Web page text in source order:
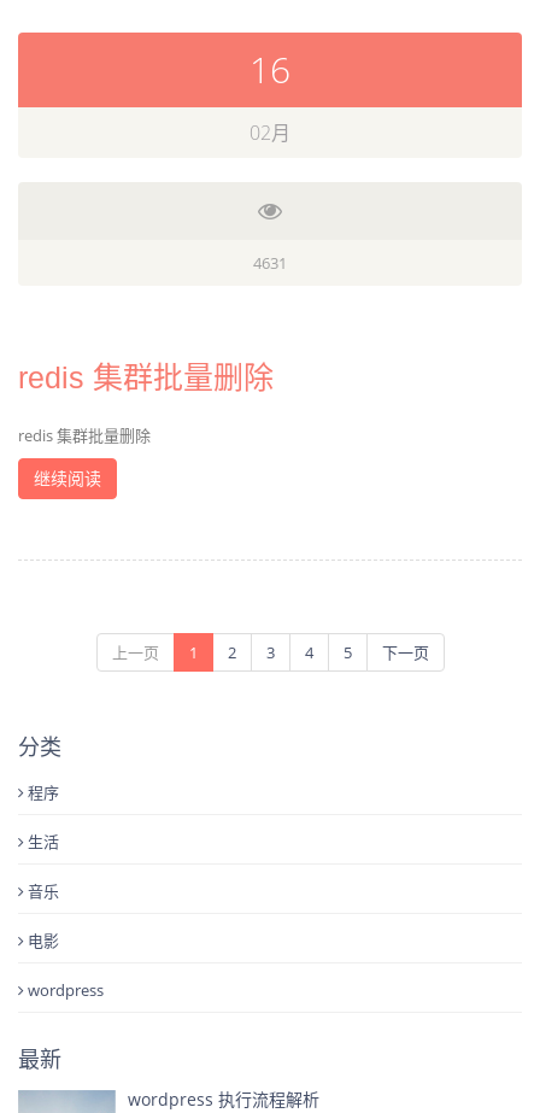
16
02月
4631
redis 集群批量删除
redis 集群批量删除
继续阅读
上一页 1 2 3 4 5 下一页
分类
程序
生活
音乐
电影
wordpress
最新
wordpress 执行流程解析